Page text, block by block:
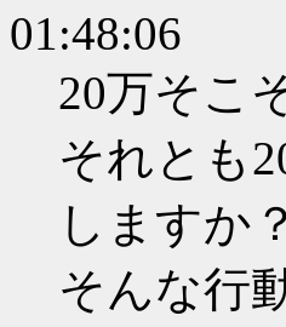
01:48:06
20万そこ
それとも
しますか？
そんな行